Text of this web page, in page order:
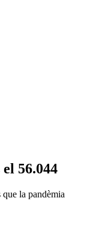
56.044
la pandèmia